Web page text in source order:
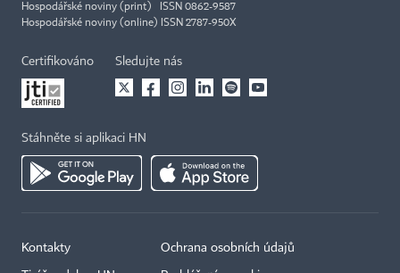
Hospodářské noviny (print) ISSN 0862-9587
Hospodářské noviny (online) ISSN 2787-950X
Certifikováno Sledujte nás
Stáhněte si aplikaci HN
Kontakty Ochrana osobních údajů